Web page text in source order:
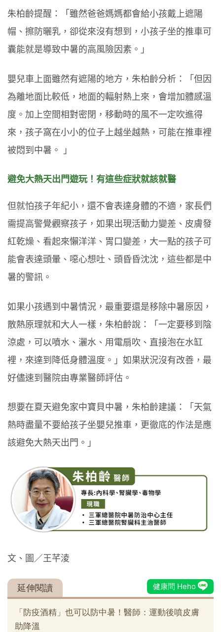
朱柏齡提醒：「雖然爸爸媽媽都會給小孩戴上遮陽
帽、擦防曬乳，卻從來沒有想到，小孩子坐的推車可
囊能就是導致中暑的高風險因素。」
嬰兒車上面雖然有遮陽的地方，朱柏齡分析：「但因
為離地面比較低，地面的輻射熱上來，會增加體感溫
度。加上空間相對密閉，移動時的風不一定吹進得
來，孩子窩在小小的位子上越坐越熱，可能在推車裡
被悶到中暑。
」
避免大熱天出門遊玩！有這些症狀就該就醫
但就怕孩子年紀小，還不會表達身體的不適，家長們
需提高警覺觀察孩子，如果出現活動力變差、皮膚發
紅乾燥、看起來懶洋洋、胃口變差，大一點的孩子可
能會表達頭暈、噁心想吐、頭昏昏沈沈，這些都是中
暑的警訊。
如果小孩遇到中暑情況，最重要還是移除中暑原因，
散熱原理就和大人一樣，朱柏齡說：「一定要移到陰
涼處，可以噴水、灑水、用電扇吹、直接泡在水缸
裡，來達到降低身體溫度。」如果狀況沒有改善，最
好儘速到醫院由專業醫師評估。
想要在夏天避免家中寶貝中暑，朱柏齡建議：「天氣
熱時盡量不要給孩子坐嬰兒推車，更徹底的作法是應
該避免大熱天出門。」
文、圖／王芊淩